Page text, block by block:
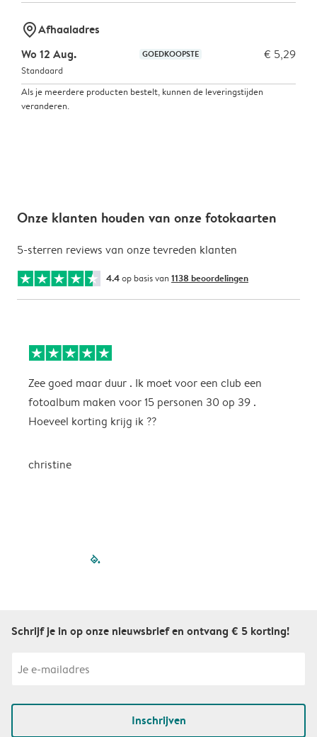
marker-pinAfhaaladres
Wo 12 Aug.
GOEDKOOPSTE € 5,29
Standaard
Als je meerdere producten bestelt, kunnen de leveringstijden
veranderen.
Onze klanten houden van onze fotokaarten
5-sterren reviews van onze tevreden klanten
4.4op basis van 1138 beoordelingen
Zee goed maar duur . Ik moet voor een club een
fotoalbum maken voor 15 personen 30 op 39 .
Hoeveel korting krijg ik ??
christine
filled-pagination
Schrijf je in op onze nieuwsbrief en ontvang € 5 korting!
Inschrijven